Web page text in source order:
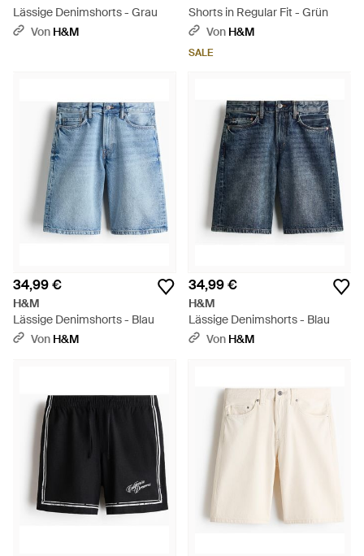
Lässige Denimshorts - Grau
Von H&M
Shorts in Regular Fit - Grün
Von H&M
SALE
34,99 €
H&M
Lässige Denimshorts - Blau
Von H&M
34,99 €
H&M
Lässige Denimshorts - Blau
Von H&M